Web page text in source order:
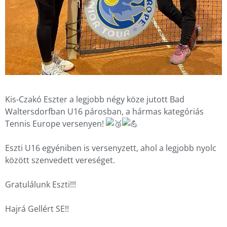
Kis-Czakó Eszter a legjobb négy köze jutott Bad
Waltersdorfban U16 párosban, a hármas kategóriás
Tennis Europe versenyen!
Eszti U16 egyéniben is versenyzett, ahol a legjobb nyolc
között szenvedett vereséget.
Gratulálunk Eszti!!!
Hajrá Gellért SE!!